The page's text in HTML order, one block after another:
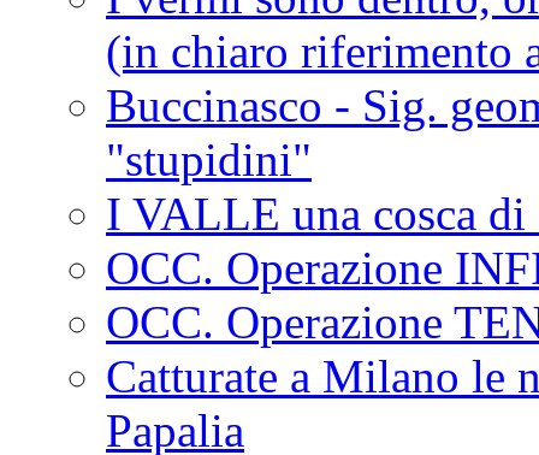
(in chiaro riferimento
Buccinasco - Sig.
"stupidini"
I VALLE una cosca
OCC. Operazione
OCC. Operazione
Catturate a Milano le
Papalia